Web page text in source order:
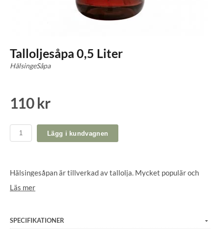
Talloljesåpa 0,5 Liter
HälsingeSåpa
110 kr
Lägg i kundvagnen
Hälsingesåpan är tillverkad av tallolja. Mycket populär och
kan användas till det mesta förutom att tvätta fönster då den
Läs mer
SPECIFIKATIONER